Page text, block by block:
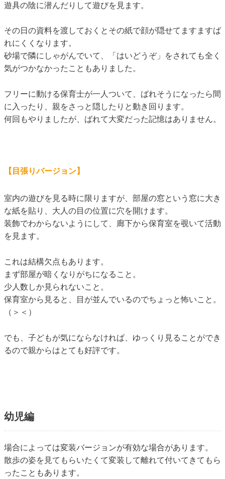
遊具の陰に潜んだりして遊びを見ます。
その日の資料を渡しておくとその紙で顔が隠せてますますば
れにくくなります。
砂場で隣にしゃがんでいて、「はいどうぞ」をされても全く
気がつかなかったこともありました。
フリーに動ける保育士が一人ついて、ばれそうになったら間
に入ったり、親をさっと隠したりと動き回ります。
何回もやりましたが、ばれて大変だった記憶はありません。
【目張りバージョン】
室内の遊びを見る時に限りますが、部屋の窓という窓に大き
な紙を貼り、大人の目の位置に穴を開けます。
装飾でわからないようにして、廊下から保育室を覗いて活動
を見ます。
これは結構欠点もあります。
まず部屋が暗くなりがちになること。
少人数しか見られないこと。
保育室から見ると、目が並んでいるのでちょっと怖いこと。
（＞＜）
でも、子どもが気にならなければ、ゆっくり見ることができ
るので親からはとても好評です。
幼児編
場合によっては変装バージョンが有効な場合があります。
散歩の姿を見てもらいたくて変装して離れて付いてきてもら
ったこともあります。